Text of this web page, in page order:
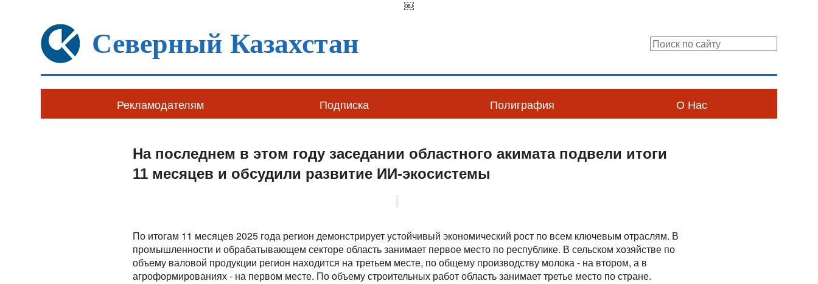
￼
Северный Казахстан
Рекламодателям Подписка Полиграфия О Нас
На последнем в этом году заседании областного акимата подвели итоги
11 месяцев и обсудили развитие ИИ-экосистемы
По итогам 11 месяцев 2025 года регион демонстрирует устойчивый экономический рост по всем ключевым отраслям. В
промышленности и обрабатывающем секторе область занимает первое место по республике. В сельском хозяйстве по
объему валовой продукции регион находится на третьем месте, по общему производству молока - на втором, а в
агроформированиях - на первом месте. По объему строительных работ область занимает третье место по стране.